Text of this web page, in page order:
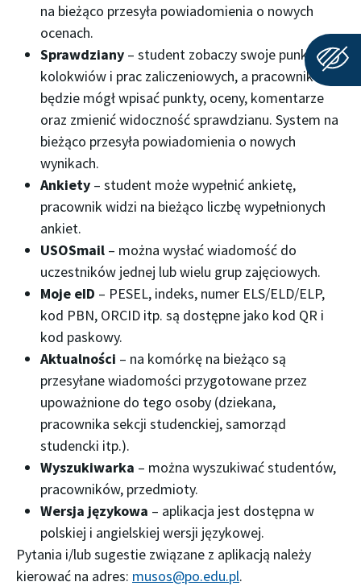
na bieżąco przesyła powiadomienia o nowych
ocenach.
Sprawdziany – student zobaczy swoje punkty z
kolokwiów i prac zaliczeniowych, a pracownik
będzie mógł wpisać punkty, oceny, komentarze
oraz zmienić widoczność sprawdzianu. System na
bieżąco przesyła powiadomienia o nowych
wynikach.
Ankiety – student może wypełnić ankietę,
pracownik widzi na bieżąco liczbę wypełnionych
ankiet.
USOSmail – można wysłać wiadomość do
uczestników jednej lub wielu grup zajęciowych.
Moje eID – PESEL, indeks, numer ELS/ELD/ELP,
kod PBN, ORCID itp. są dostępne jako kod QR i
kod paskowy.
Aktualności – na komórkę na bieżąco są
przesyłane wiadomości przygotowane przez
upoważnione do tego osoby (dziekana,
pracownika sekcji studenckiej, samorząd
studencki itp.).
Wyszukiwarka – można wyszukiwać studentów,
pracowników, przedmioty.
Wersja językowa – aplikacja jest dostępna w
polskiej i angielskiej wersji językowej.
Pytania i/lub sugestie związane z aplikacją należy
kierować na adres: musos@po.edu.pl.